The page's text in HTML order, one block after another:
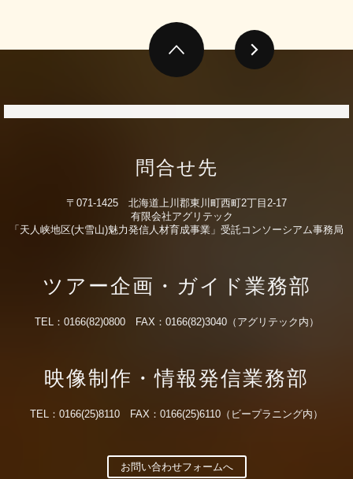
問合せ先
〒071-1425 北海道上川郡東川町西町2丁目2-17
有限会社アグリテック
「天人峡地区(大雪山)魅力発信人材育成事業」受託コンソーシアム事務局
ツアー企画・ガイド業務部
TEL：0166(82)0800 FAX：0166(82)3040（アグリテック内）
映像制作・情報発信業務部
TEL：0166(25)8110 FAX：0166(25)6110（ビープラニング内）
お問い合わせフォームへ
go page top